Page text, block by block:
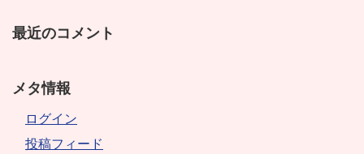
最近のコメント
メタ情報
ログイン
投稿フィード